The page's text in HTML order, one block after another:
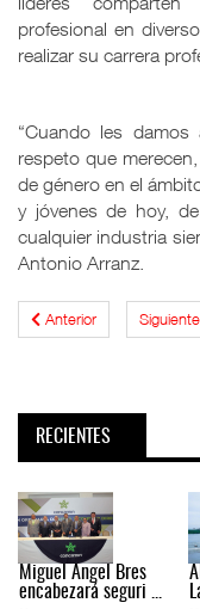
profesional en
realizar su carrera
“Cuando les
respeto que
de género en el
y jóvenes de hoy,
cualquier industria
Antonio Arranz.
Anterior Siguiente
RECIENTES
Miguel Ángel Bres
encabezará seguri ...